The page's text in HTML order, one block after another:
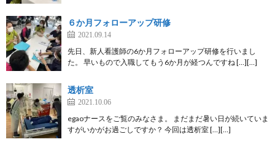
６か月フォローアップ研修
2021.09.14
先日、新人看護師の6か月フォローアップ研修を行いまし
た。 早いもので入職してもう6か月が経つんですね […][…]
透析室
2021.10.06
egaoナースをご覧のみなさま。 まだまだ暑い日が続いていま
すがいかがお過ごしですか？ 今回は透析室 […][…]